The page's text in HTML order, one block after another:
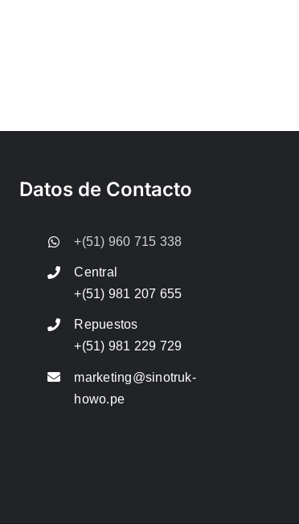
Datos de Contacto
+(51) 960 715 338
Central
+(51) 981 207 655
Repuestos
+(51) 981 229 729
marketing@sinotruk-
howo.pe